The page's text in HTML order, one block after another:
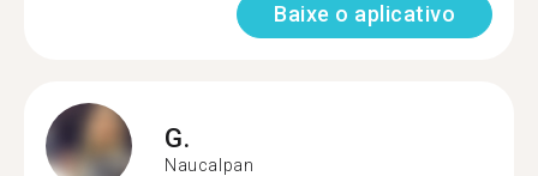
Baixe o aplicativo
G.
Naucalpan